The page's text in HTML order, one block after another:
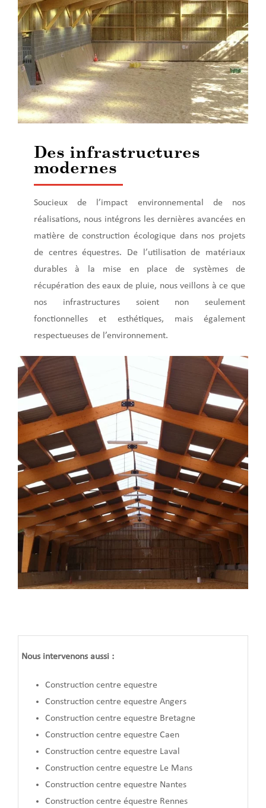
Des infrastructures
modernes
Soucieux de l’impact environnemental de nos
réalisations, nous intégrons les dernières avancées en
matière de construction écologique dans nos projets
de centres équestres. De l’utilisation de matériaux
durables à la mise en place de systèmes de
récupération des eaux de pluie, nous veillons à ce que
nos infrastructures soient non seulement
fonctionnelles et esthétiques, mais également
respectueuses de l’environnement.
Nous intervenons aussi :
Construction centre equestre
Construction centre equestre Angers
Construction centre equestre Bretagne
Construction centre equestre Caen
Construction centre equestre Laval
Construction centre equestre Le Mans
Construction centre equestre Nantes
Construction centre équestre Rennes